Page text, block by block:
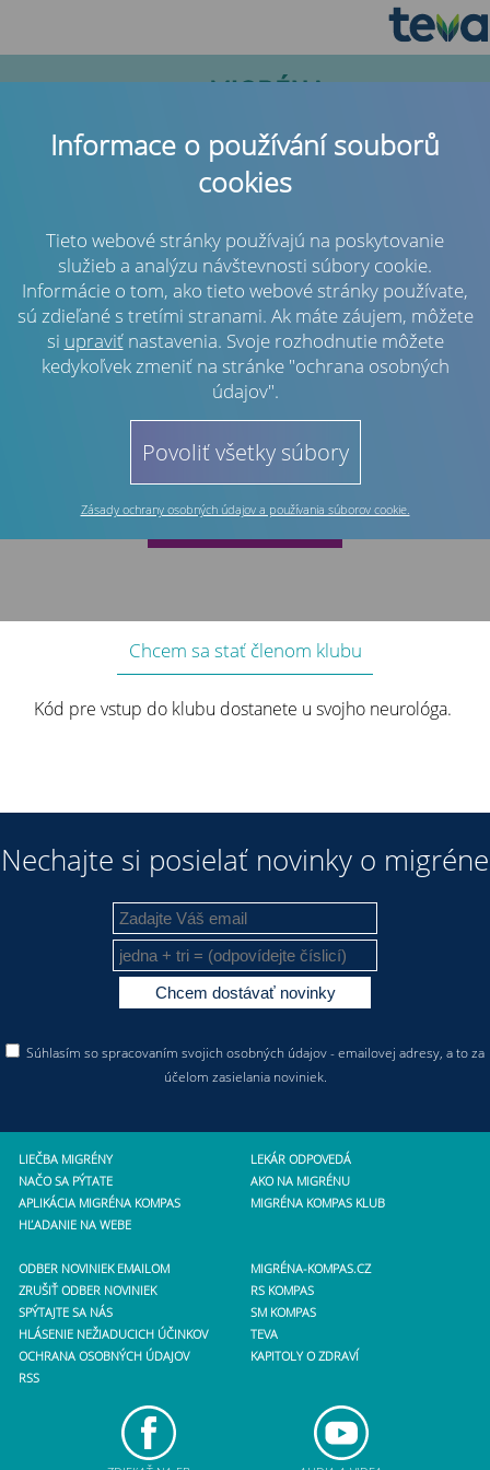
Vstup do klubu
Chcem sa stať členom klubu
Kód pre vstup do klubu dostanete u svojho neurológa.
Nechajte si posielať novinky o migréne
Súhlasím so spracovaním svojich osobných údajov - emailovej adresy, a to za
účelom zasielania noviniek.
LIEČBA MIGRÉNY
NAČO SA PÝTATE
APLIKÁCIA MIGRÉNA KOMPAS
HĽADANIE NA WEBE
LEKÁR ODPOVEDÁ
AKO NA MIGRÉNU
MIGRÉNA KOMPAS KLUB
ODBER NOVINIEK EMAILOM
ZRUŠIŤ ODBER NOVINIEK
SPÝTAJTE SA NÁS
HLÁSENIE NEŽIADUCICH ÚČINKOV
OCHRANA OSOBNÝCH ÚDAJOV
RSS
MIGRÉNA-KOMPAS.CZ
RS KOMPAS
SM KOMPAS
TEVA
KAPITOLY O ZDRAVÍ
Informace o používání souborů
cookies
Tieto webové stránky používajú na poskytovanie
služieb a analýzu návštevnosti súbory cookie.
Informácie o tom, ako tieto webové stránky používate,
sú zdieľané s tretími stranami. Ak máte záujem, môžete
si upraviťnastavenia. Svoje rozhodnutie môžete
kedykoľvek zmeniť na stránke "ochrana osobných
údajov".
Povoliť všetky súbory
Zásady ochrany osobných údajov a používania súborov cookie.